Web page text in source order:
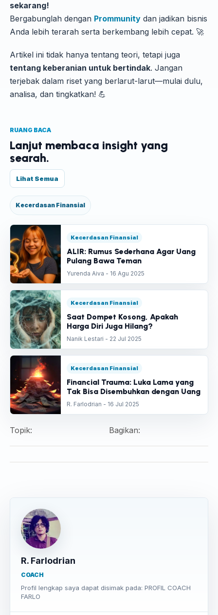
sekarang!
Bergabunglah dengan Prommunity dan jadikan bisnis
Anda lebih terarah serta berkembang lebih cepat. 🚀
Artikel ini tidak hanya tentang teori, tetapi juga
tentang keberanian untuk bertindak. Jangan
terjebak dalam riset yang berlarut-larut—mulai dulu,
analisa, dan tingkatkan! 💪
RUANG BACA
Lanjut membaca insight yang
searah.
Lihat Semua
Kecerdasan Finansial
Kecerdasan Finansial
ALIR: Rumus Sederhana Agar Uang
Pulang Bawa Teman
Yurenda Aiva - 16 Agu 2025
Kecerdasan Finansial
Saat Dompet Kosong, Apakah
Harga Diri Juga Hilang?
Nanik Lestari - 22 Jul 2025
Kecerdasan Finansial
Financial Trauma: Luka Lama yang
Tak Bisa Disembuhkan dengan Uang
R. Farlodrian - 16 Jul 2025
Topik: Bagikan:
R. Farlodrian
COACH
Profil lengkap saya dapat disimak pada: PROFIL COACH
FARLO